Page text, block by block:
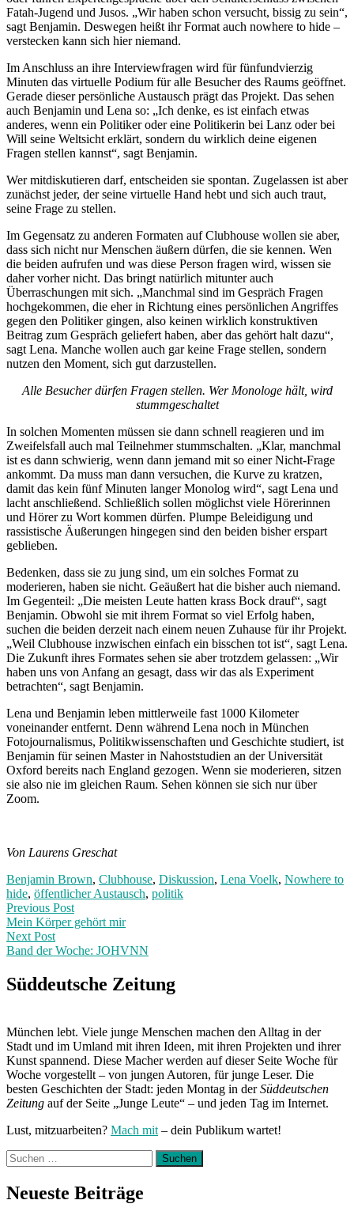
Fatah-Jugend und Jusos. „Wir haben schon versucht, bissig zu sein“,
sagt Benjamin. Deswegen heißt ihr Format auch nowhere to hide –
verstecken kann sich hier niemand.
Im Anschluss an ihre Interviewfragen wird für fünfundvierzig
Minuten das virtuelle Podium für alle Besucher des Raums geöffnet.
Gerade dieser persönliche Austausch prägt das Projekt. Das sehen
auch Benjamin und Lena so: „Ich denke, es ist einfach etwas
anderes, wenn ein Politiker oder eine Politikerin bei Lanz oder bei
Will seine Weltsicht erklärt, sondern du wirklich deine eigenen
Fragen stellen kannst“, sagt Benjamin.
Wer mitdiskutieren darf, entscheiden sie spontan. Zugelassen ist aber
zunächst jeder, der seine virtuelle Hand hebt und sich auch traut,
seine Frage zu stellen.
Im Gegensatz zu anderen Formaten auf Clubhouse wollen sie aber,
dass sich nicht nur Menschen äußern dürfen, die sie kennen. Wen
die beiden aufrufen und was diese Person fragen wird, wissen sie
daher vorher nicht. Das bringt natürlich mitunter auch
Überraschungen mit sich. „Manchmal sind im Gespräch Fragen
hochgekommen, die eher in Richtung eines persönlichen Angriffes
gegen den Politiker gingen, also keinen wirklich konstruktiven
Beitrag zum Gespräch geliefert haben, aber das gehört halt dazu“,
sagt Lena. Manche wollen auch gar keine Frage stellen, sondern
nutzen den Moment, sich gut darzustellen.
Alle Besucher dürfen Fragen stellen. Wer Monologe hält, wird
stummgeschaltet
In solchen Momenten müssen sie dann schnell reagieren und im
Zweifelsfall auch mal Teilnehmer stummschalten. „Klar, manchmal
ist es dann schwierig, wenn dann jemand mit so einer Nicht-Frage
ankommt. Da muss man dann versuchen, die Kurve zu kratzen,
damit das kein fünf Minuten langer Monolog wird“, sagt Lena und
lacht anschließend. Schließlich sollen möglichst viele Hörerinnen
und Hörer zu Wort kommen dürfen. Plumpe Beleidigung und
rassistische Äußerungen hingegen sind den beiden bisher erspart
geblieben.
Bedenken, dass sie zu jung sind, um ein solches Format zu
moderieren, haben sie nicht. Geäußert hat die bisher auch niemand.
Im Gegenteil: „Die meisten Leute hatten krass Bock drauf“, sagt
Benjamin. Obwohl sie mit ihrem Format so viel Erfolg haben,
suchen die beiden derzeit nach einem neuen Zuhause für ihr Projekt.
„Weil Clubhouse inzwischen einfach ein bisschen tot ist“, sagt Lena.
Die Zukunft ihres Formates sehen sie aber trotzdem gelassen: „Wir
haben uns von Anfang an gesagt, dass wir das als Experiment
betrachten“, sagt Benjamin.
Lena und Benjamin leben mittlerweile fast 1000 Kilometer
voneinander entfernt. Denn während Lena noch in München
Fotojournalismus, Politikwissenschaften und Geschichte studiert, ist
Benjamin für seinen Master in Nahoststudien an der Universität
Oxford bereits nach England gezogen. Wenn sie moderieren, sitzen
sie also nie im gleichen Raum. Sehen können sie sich nur über
Zoom.
Von Laurens Greschat
Benjamin Brown, Clubhouse, Diskussion, Lena Voelk, Nowhere to
hide, öffentlicher Austausch, politik
Post
navigation
Previous PostPrevious
post:
Mein Körper gehört mir
Next Post
Band der Woche: JOHVNN
Post:
Süddeutsche Zeitung
München lebt. Viele junge Menschen machen den Alltag in der
Stadt und im Umland mit ihren Ideen, mit ihren Projekten und ihrer
Kunst spannend. Diese Macher werden auf dieser Seite Woche für
Woche vorgestellt – von jungen Autoren, für junge Leser. Die
besten Geschichten der Stadt: jeden Montag in derSüddeutschen
Zeitung auf der Seite „Junge Leute“ – und jeden Tag im Internet.
Lust, mitzuarbeiten? Mach mit – dein Publikum wartet!
Suchen
nach:
Neueste Beiträge